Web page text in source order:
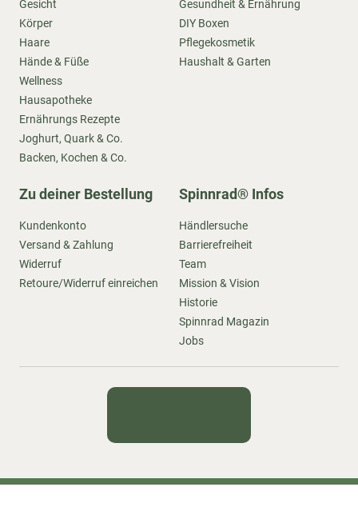
Gesicht
Körper
Haare
Hände & Füße
Wellness
Hausapotheke
Ernährungs Rezepte
Joghurt, Quark & Co.
Backen, Kochen & Co.
Gesundheit & Ernährung
DIY Boxen
Pflegekosmetik
Haushalt & Garten
Zu deiner Bestellung
Kundenkonto
Versand & Zahlung
Widerruf
Retoure/Widerruf einreichen
Spinnrad® Infos
Händlersuche
Barrierefreiheit
Team
Mission & Vision
Historie
Spinnrad Magazin
Jobs